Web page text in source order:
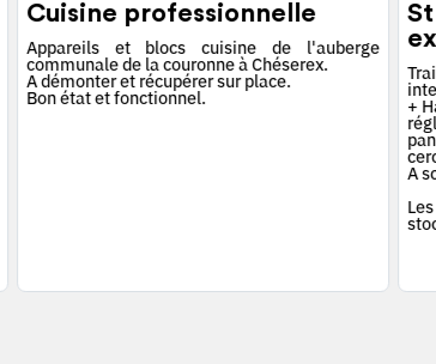
Cuisine professionnelle
Appareils et blocs cuisine de l'auberge
communale de la couronne à Chéserex.
A démonter et récupérer sur place.
Bon état et fonctionnel. +
A